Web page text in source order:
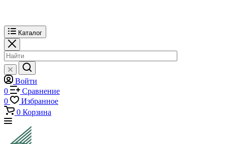
Каталог
Войти
0
Сравнение
0
Избранное
0 Корзина